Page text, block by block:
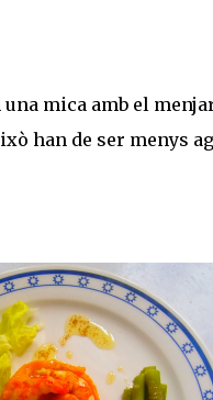
mica amb el
han de ser menys